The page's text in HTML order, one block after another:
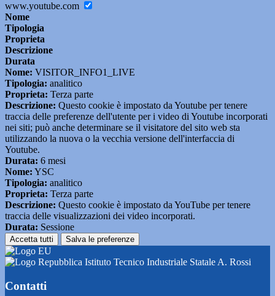
www.youtube.com
Nome
Tipologia
Proprieta
Descrizione
Durata
Nome: VISITOR_INFO1_LIVE
Tipologia: analitico
Proprieta: Terza parte
Descrizione: Questo cookie è impostato da Youtube per tenere
traccia delle preferenze dell'utente per i video di Youtube incorporati
nei siti; può anche determinare se il visitatore del sito web sta
utilizzando la nuova o la vecchia versione dell'interfaccia di
Youtube.
Durata: 6 mesi
Nome: YSC
Tipologia: analitico
Proprieta: Terza parte
Descrizione: Questo cookie è impostato da YouTube per tenere
traccia delle visualizzazioni dei video incorporati.
Durata: Sessione
Accetta tutti Salva le preferenze
Istituto Tecnico Industriale Statale A. Rossi
Contatti